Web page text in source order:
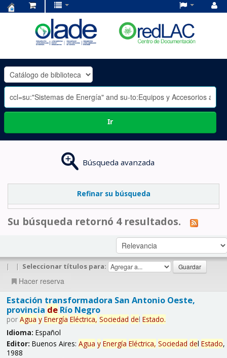
OLADE
-
Ir
Búsqueda avanzada
Refinar su búsqueda
Su búsqueda retornó 4 resultados.
| | Seleccionar títulos para:
Hacer reserva
Estación transformadora San Antonio Oeste,
provincia deRío Negro
por Agua y Energía Eléctrica, Sociedad del Estado.
Idioma: Español
Editor: Buenos Aires: Agua y Energía Eléctrica, Sociedad del Estado,
1988